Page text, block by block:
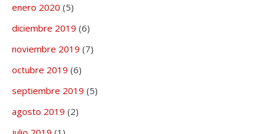
enero 2020 (5)
diciembre 2019 (6)
noviembre 2019 (7)
octubre 2019 (6)
septiembre 2019 (5)
agosto 2019 (2)